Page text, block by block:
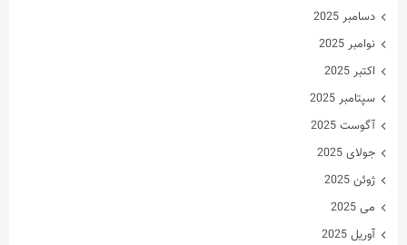
دسامبر 2025
نوامبر 2025
اکتبر 2025
سپتامبر 2025
آگوست 2025
جولای 2025
ژوئن 2025
می 2025
آوریل 2025